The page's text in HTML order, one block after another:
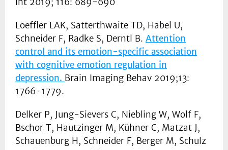
Loeffler LAK, Satterthwaite TD, Habel U,
Schneider F, Radke S, Derntl B. Attention
control and its emotion-specific association
with cognitive emotion regulation in
depression. Brain Imaging Behav 2019;13:
1766-1779.
Delker P, Jung-Sievers C, Niebling W, Wolf F,
Bschor T, Hautzinger M, Kühner C, Matzat J,
Schauenburg H, Schneider F, Berger M, Schulz